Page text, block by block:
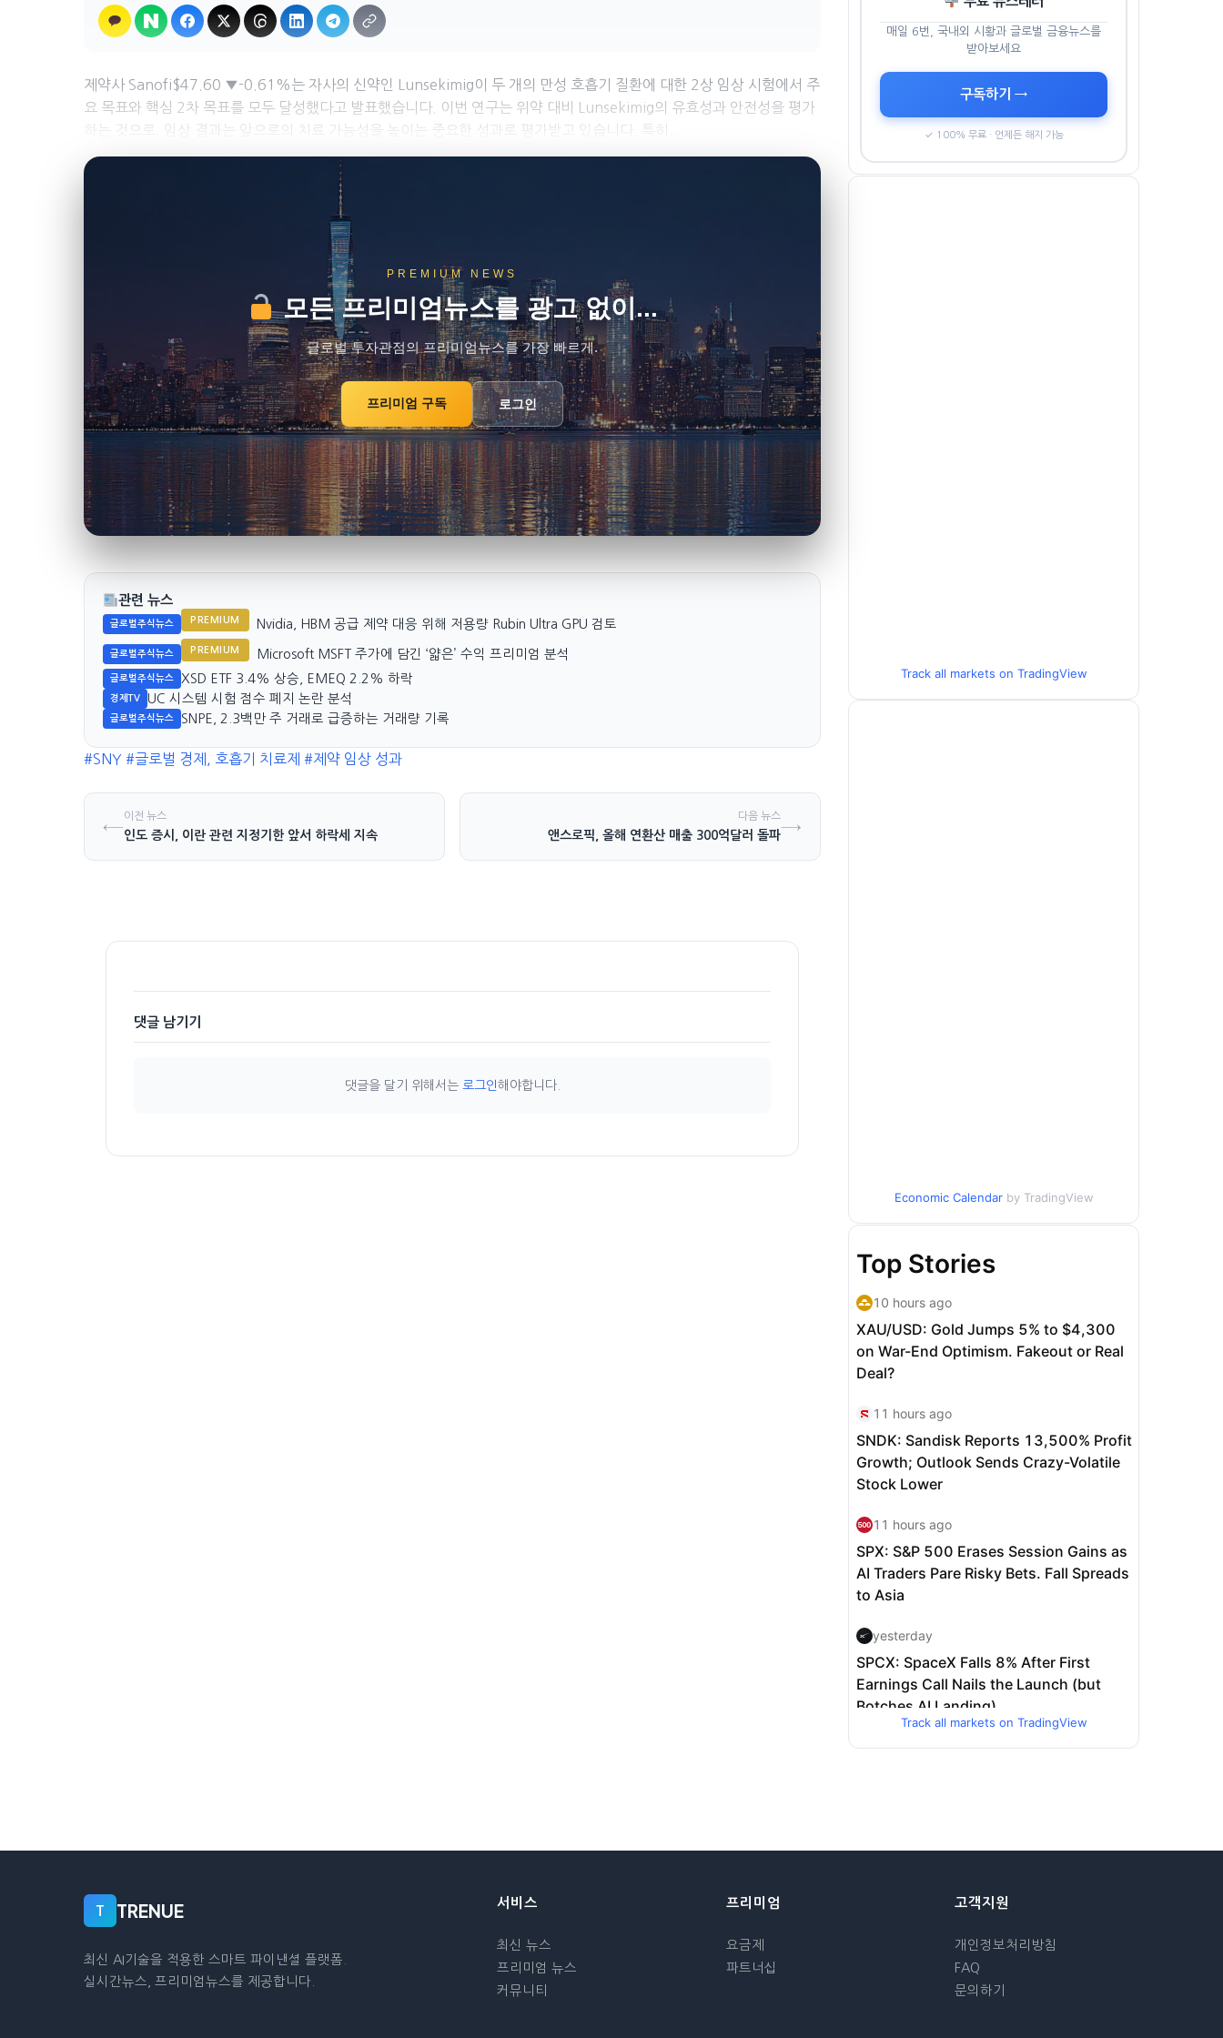
제약사 Sanofi$47.60 ▼-0.61%는 자사의 신약인 Lunsekimig이 두 개의 만성 호흡기 질환에 대한 2상 임상 시험에서 주
요 목표와 핵심 2차 목표를 모두 달성했다고 발표했습니다. 이번 연구는 위약 대비 Lunsekimig의 유효성과 안전성을 평가
하는 것으로, 임상 결과는 앞으로의 치료 가능성을 높이는 중요한 성과로 평가받고 있습니다. 특히...
PREMIUM NEWS
모든 프리미엄뉴스를 광고 없이...
글로벌 투자관점의 프리미엄뉴스를 가장 빠르게.
프리미엄 구독 로그인
관련 뉴스
글로벌주식뉴스 PREMIUM Nvidia, HBM 공급 제약 대응 위해 저용량 Rubin Ultra GPU 검토
글로벌주식뉴스 PREMIUM Microsoft MSFT 주가에 담긴 ‘얇은’ 수익 프리미엄 분석
글로벌주식뉴스 XSD ETF 3.4% 상승, EMEQ 2.2% 하락
경제TV UC 시스템 시험 점수 폐지 논란 분석
글로벌주식뉴스 SNPE, 2.3백만 주 거래로 급증하는 거래량 기록
#SNY #글로벌 경제, 호흡기 치료제 #제약 임상 성과
←이전 뉴스
인도 증시, 이란 관련 지정기한 앞서 하락세 지속
다음 뉴스
앤스로픽, 올해 연환산 매출 300억달러 돌파→
댓글 남기기
댓글을 달기 위해서는 로그인해야합니다.
매일 6번, 국내외 시황과 글로벌 금융뉴스를
받아보세요
구독하기 →
✓ 100% 무료 · 언제든 해지 가능
Track all markets on TradingView
Economic Calendar by TradingView
Track all markets on TradingView
T TRENUE
최신 AI기술을 적용한 스마트 파이낸셜 플랫폼.
실시간뉴스, 프리미엄뉴스를 제공합니다.
서비스
최신 뉴스
프리미엄 뉴스
커뮤니티
프리미엄
요금제
파트너십
고객지원
개인정보처리방침
FAQ
문의하기